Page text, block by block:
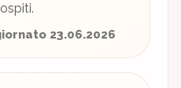
23.06.2026